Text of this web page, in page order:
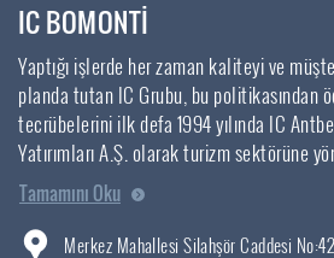
IC BOMONTİ
Yaptığı işlerde her zaman kaliteyi ve
planda tutan IC Grubu, bu politikasından
tecrübelerini ilk defa 1994 yılında IC
Yatırımları A.Ş. olarak turizm sektörüne
Tamamını Oku
Merkez Mahallesi Silahşör Caddesi